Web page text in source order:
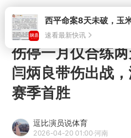
速看最新快讯
伤停一月仅合练
闫炳良带伤出战
赛季首胜
逗比演员说体育
2026-04-20 01:00·河南